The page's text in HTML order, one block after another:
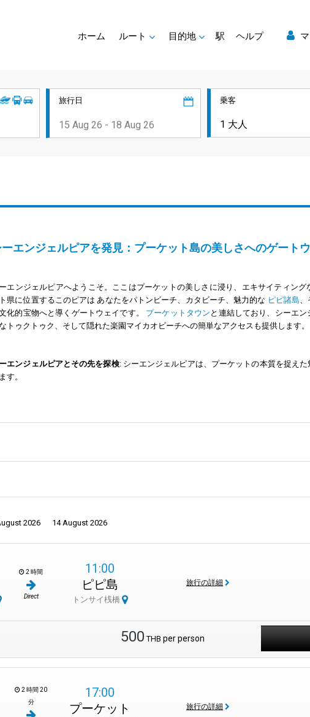
ホーム ルート 目的地 駅 ヘルプ
旅行日 乗客
ーエンジェルピアを発見：プーケット島の美しさへのゲート
エンジェルピアへようこそ。ここはプーケットの美しさに浸り、エキサイティン
県に位置するこのピアは あなたをパトンビーチ、カタビーチ、魅力的な ピピ諸島、
化的宝物へと導くゲートウェイです。 プーケットタウン と連結しており、シーエ
トゥクトゥク、そして隠れた楽園マイカオビーチへの簡単なアクセスも提供します。
エンジェルピアとその先を探検: シーエンジェルピアは、プーケットの本質を捉え
す。
: ピアからの短い乗車でパトンビーチへ行くことができ、日光浴を
ましょう。ワットチャロンで島の精神的遺産を発見し、ビッグブッダの穏やかな存
の味を楽しみ、土産物を購入しましょう。島の賑やかな通りをトゥクトゥクで巡
す。パトンビーチ、カタビーチ、またはパンガー湾の魅力からピピ諸島の驚異、
本質を凝縮しています。シーエンジェルピアが案内役となり、この魅力的な島の楽
化的な場所で敬意を示しましょう。
必需品を準備しましょう。
て、地元の雰囲気に浸りましょう。エキゾチックな味を試し、ユニークな宝物を見
チデーのために、タオル、水着、リフレッシュメントなどの必需品を持参してくだ
2026 14 August 2026
2 時間
Direct
11:00
ピピ島
トンサイ桟橋
旅行の詳細
500 THB per person
2 時間 20
分
17:00
プーケット
旅行の詳細